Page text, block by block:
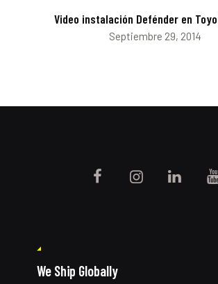
Video instalación Defénder en
Septiembre 29, 2014
We Ship Globally